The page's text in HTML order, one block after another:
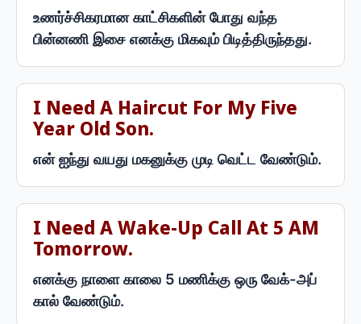
உணர்ச்சிகரமான காட்சிகளின் போது வந்த
பின்னணி இசை எனக்கு மிகவும் பிடித்திருந்தது.
I Need A Haircut For My Five
Year Old Son.
என் ஐந்து வயது மகனுக்கு முடி வெட்ட வேண்டும்.
I Need A Wake-Up Call At 5 AM
Tomorrow.
எனக்கு நாளை காலை 5 மணிக்கு ஒரு வேக்-அப்
கால் வேண்டும்.